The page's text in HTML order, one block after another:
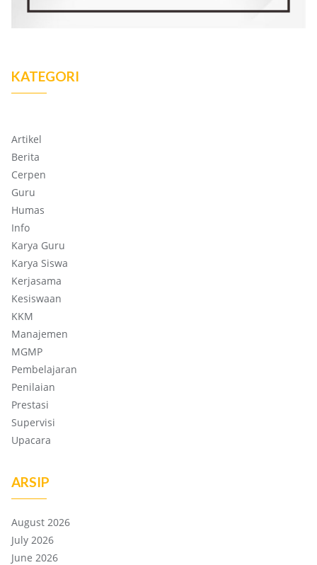
KATEGORI
Artikel
Berita
Cerpen
Guru
Humas
Info
Karya Guru
Karya Siswa
Kerjasama
Kesiswaan
KKM
Manajemen
MGMP
Pembelajaran
Penilaian
Prestasi
Supervisi
Upacara
ARSIP
August 2026
July 2026
June 2026